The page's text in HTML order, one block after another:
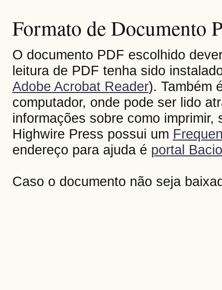
Formato de Documento
O documento PDF escolhido
leitura de PDF tenha sido
Adobe Acrobat Reader). Também
computador, onde pode ser lido
informações sobre como
Highwire Press possui um
endereço para ajuda é portal
Caso o documento não seja